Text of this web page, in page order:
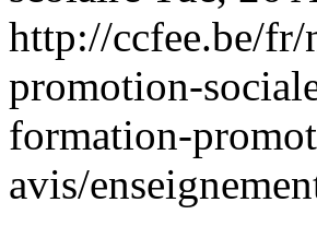
http://ccfee.be/fr/
promotion-
formation-
avis/